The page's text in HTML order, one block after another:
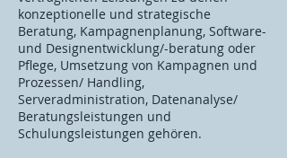
konzeptionelle und strategische
Beratung, Kampagnenplanung, Software-
und Designentwicklung/-beratung oder
Pflege, Umsetzung von Kampagnen und
Prozessen/ Handling,
Serveradministration, Datenanalyse/
Beratungsleistungen und
Schulungsleistungen gehören.